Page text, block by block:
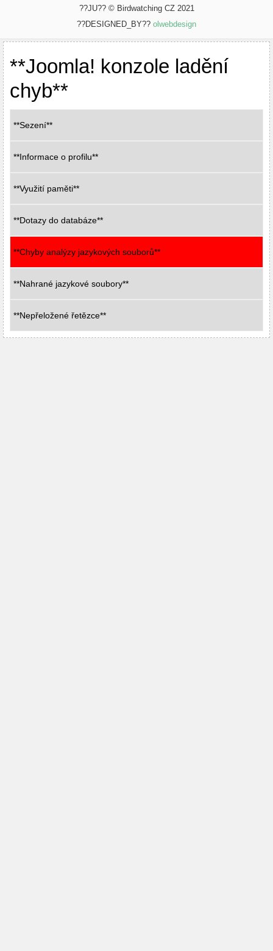
??JU?? © Birdwatching CZ 2021
??DESIGNED_BY?? olwebdesign
**Joomla! konzole ladění
chyb**
**Sezení**
**Informace o profilu**
**Využití paměti**
**Dotazy do databáze**
**Chyby analýzy jazykových souborů**
**Nahrané jazykové soubory**
**Nepřeložené řetězce**